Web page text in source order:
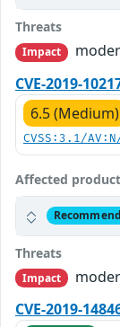
Threats
Impact
CVE-2019-
6.5 (Medium)
CVSS:3.1/
Affected
Threats
Impact
CVE-2019-